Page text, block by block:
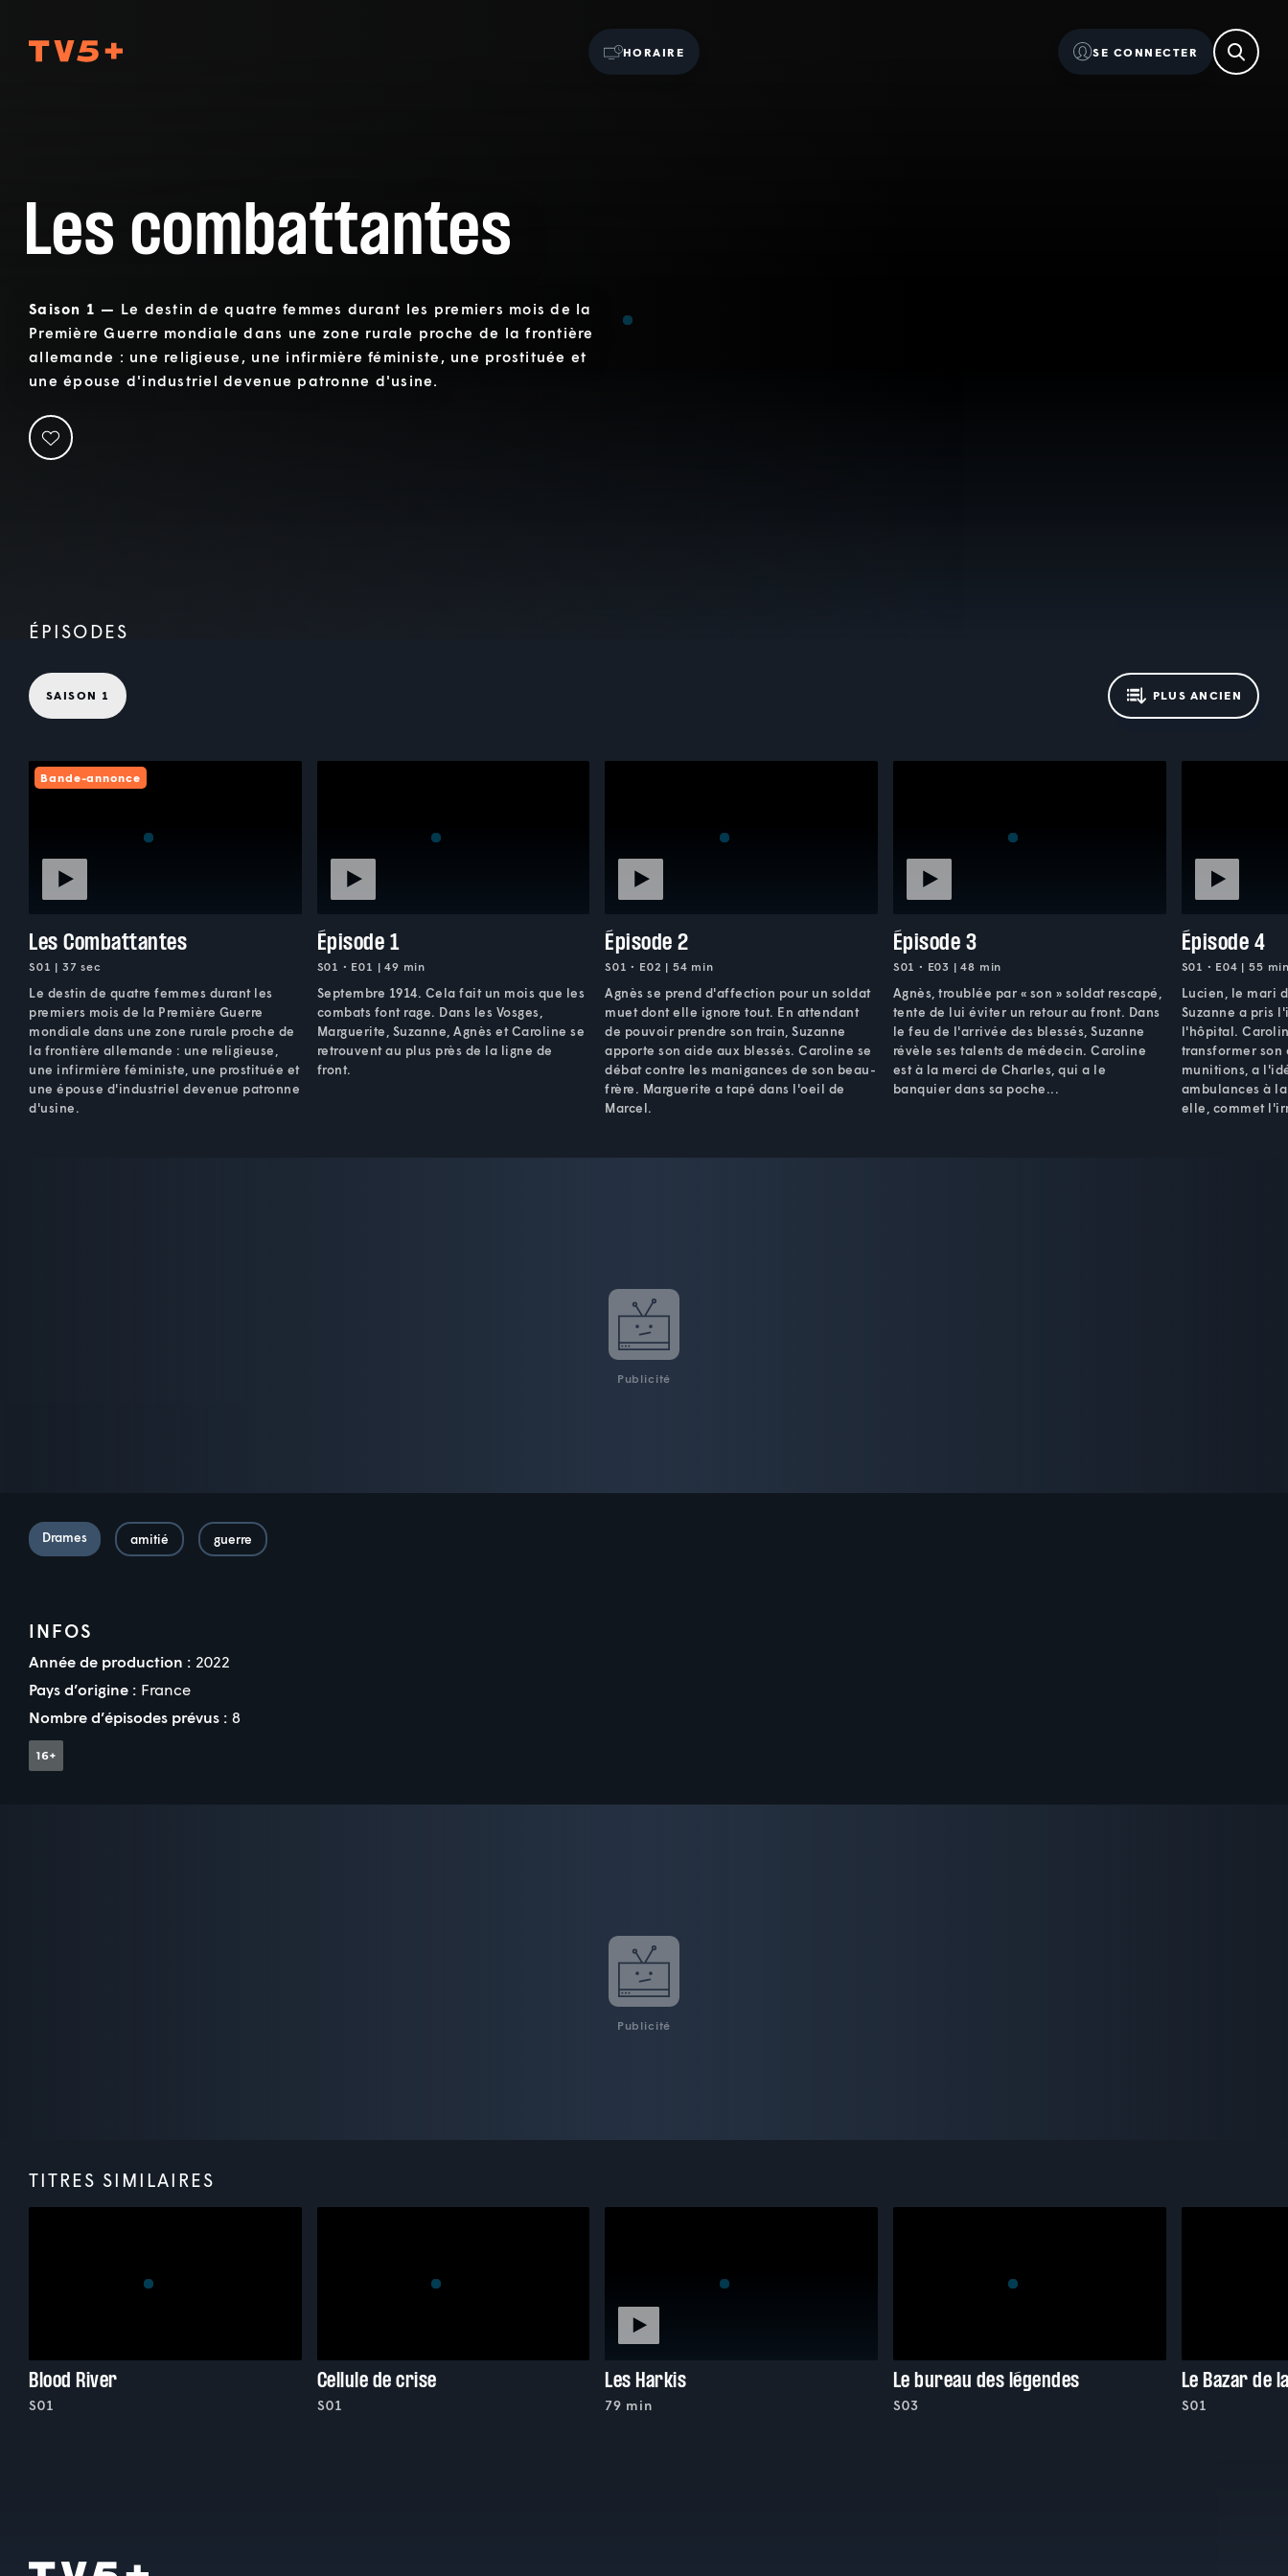
HORAIRE SE CONNECTER
Les combattantes
Saison 1 — Le destin de quatre femmes durant les premiers mois de la
Première Guerre mondiale dans une zone rurale proche de la frontière
allemande : une religieuse, une infirmière féministe, une prostituée et
une épouse d'industriel devenue patronne d'usine.
ÉPISODES
SAISON 1 PLUS ANCIEN
Bande-annonce
Les Combattantes
S01 | 37 sec
Le destin de quatre femmes durant les
premiers mois de la Première Guerre
mondiale dans une zone rurale proche de
la frontière allemande : une religieuse,
une infirmière féministe, une prostituée et
une épouse d'industriel devenue patronne
d'usine.
Épisode 1
S01 • E01 | 49 min
Septembre 1914. Cela fait un mois que les
combats font rage. Dans les Vosges,
Marguerite, Suzanne, Agnès et Caroline se
retrouvent au plus près de la ligne de
front.
Épisode 2
S01 • E02 | 54 min
Agnès se prend d'affection pour un soldat
muet dont elle ignore tout. En attendant
de pouvoir prendre son train, Suzanne
apporte son aide aux blessés. Caroline se
débat contre les manigances de son beau-
frère. Marguerite a tapé dans l'oeil de
Marcel.
Épisode 3
S01 • E03 | 48 min
Agnès, troublée par « son » soldat rescapé,
tente de lui éviter un retour au front. Dans
le feu de l'arrivée des blessés, Suzanne
révèle ses talents de médecin. Caroline
est à la merci de Charles, qui a le
banquier dans sa poche...
Épisode 4
S01 • E04 | 55
Lucien, le mari
Suzanne a pris
l'hôpital.
transformer son
munitions, a
ambulances à
elle, commet
Publicité
Drames amitié guerre
INFOS
Année de production : 2022
Pays d’origine : France
Nombre d’épisodes prévus : 8
Publicité
TITRES SIMILAIRES
Blood River
S01
Cellule de crise
S01
Les Harkis
79 min
Le bureau des légendes
S03
Le Bazar de
S01